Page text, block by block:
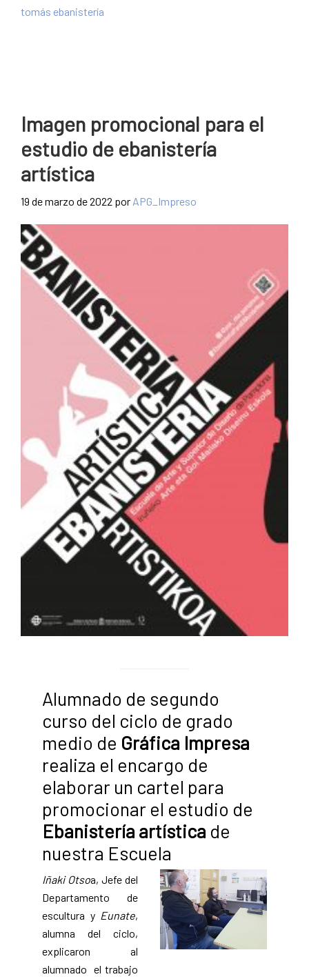
tomás ebanistería
Imagen promocional para el
estudio de ebanistería
artística
19 de marzo de 2022 por APG_Impreso
Alumnado de segundo
curso del ciclo de grado
medio de Gráfica Impresa
realiza el encargo de
elaborar un cartel para
promocionar el estudio de
Ebanistería artística de
nuestra Escuela
Iñaki Otsoa, Jefe del
Departamento de
escultura y Eunate,
alumna del ciclo,
explicaron al
alumnado el trabajo